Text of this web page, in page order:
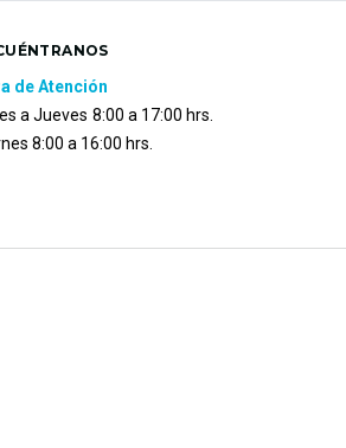
de Atención
a Jueves 8:00 a 17:00 hrs.
8:00 a 16:00 hrs.